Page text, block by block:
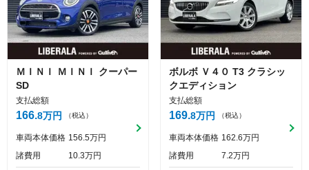
ＭＩＮＩ ＭＩＮＩ
クーパー
SD
支払総額
166 8万円 （税込）
車両本体価格 156 5万円
諸費用
10 3万円
ボルボ Ｖ４０ T3 クラシッ
クエディション
支払総額
169 8万円 （税込）
車両本体価格 162 6万円
諸費用
7 2万円